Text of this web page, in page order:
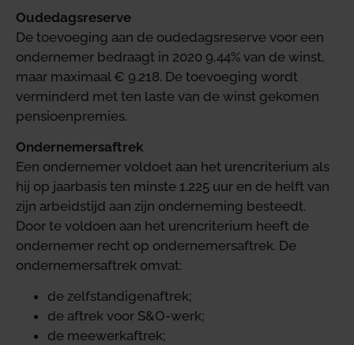
Oudedagsreserve
De toevoeging aan de oudedagsreserve voor een
ondernemer bedraagt in 2020 9,44% van de winst,
maar maximaal € 9.218. De toevoeging wordt
verminderd met ten laste van de winst gekomen
pensioenpremies.
Ondernemersaftrek
Een ondernemer voldoet aan het urencriterium als
hij op jaarbasis ten minste 1.225 uur en de helft van
zijn arbeidstijd aan zijn onderneming besteedt.
Door te voldoen aan het urencriterium heeft de
ondernemer recht op ondernemersaftrek. De
ondernemersaftrek omvat:
de zelfstandigenaftrek;
de aftrek voor S&O-werk;
de meewerkaftrek;